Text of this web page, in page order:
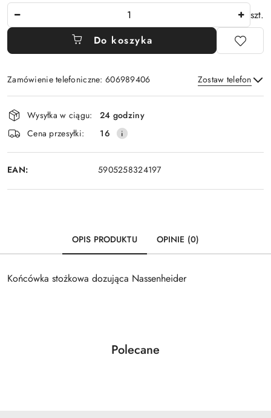
szt.
Do koszyka
Zamówienie telefoniczne: 606989406 Zostaw telefon
Wyślij
Dostępność
i
dostawa
Wysyłka w ciągu:
24 godziny
Cena przesyłki:
16
EAN: 5905258324197
OPIS PRODUKTU OPINIE (0)
Końcówka stożkowa dozująca Nassenheider
Pomiń karuzelę produktów
Produkty
Polecane